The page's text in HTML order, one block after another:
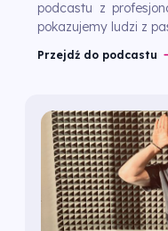
podcastu z
pokazujemy ludzi z
Przejdź do podcastu